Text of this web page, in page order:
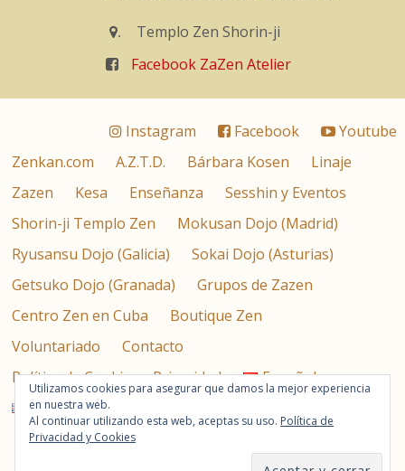
.
Templo Zen Shorin-ji
Facebook ZaZen Atelier
Instagram Facebook
Youtube
Zenkan.com
A.Z.T.D. Bárbara Kosen
Linaje
Zazen
Kesa Enseñanza
Sesshin y Eventos
Shorin-ji Templo Zen
Mokusan Dojo (Madrid)
Ryusansu Dojo (Galicia)
Sokai Dojo (Asturias)
Getsuko Dojo (Granada)
Grupos de Zazen
Centro Zen en Cuba
Boutique Zen
Voluntariado
Contacto
Política de Cookies y Privacidad
Español
English
Asociación Zen Taisen Deshimaru © 2026
Utilizamos cookies para asegurar que damos la mejor experiencia
en nuestra web.
Al continuar utilizando esta web, aceptas su uso. Política de
Privacidad y Cookies